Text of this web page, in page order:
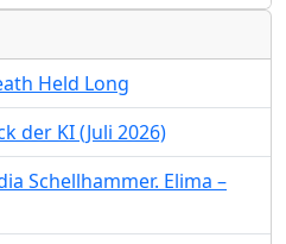
Held Long
der KI (Juli 2026)
Schellhammer. Elima –